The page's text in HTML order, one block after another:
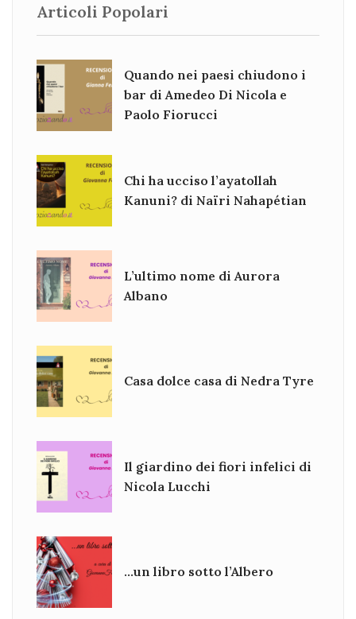
Articoli Popolari
Quando nei paesi chiudono i
bar di Amedeo Di Nicola e
Paolo Fiorucci
Chi ha ucciso l’ayatollah
Kanuni? di Naïri Nahapétian
L’ultimo nome di Aurora
Albano
Casa dolce casa di Nedra Tyre
Il giardino dei fiori infelici di
Nicola Lucchi
…un libro sotto l’Albero